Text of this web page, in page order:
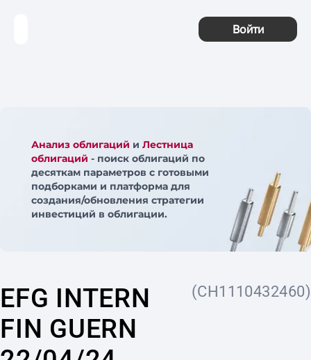
Войти
Анализ облигаций и Лестница
облигаций - поиск облигаций по
десяткам параметров с готовыми
подборками и платформа для
создания/обновления стратегии
инвестиций в облигации.
EFG INTERN
FIN GUERN
(CH1110432460)